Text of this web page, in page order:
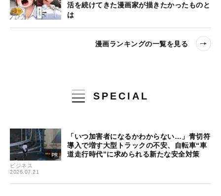
活を続けてきた漫画家が描きたかったものと
は
漫画ランキングの一覧を見る
SPECIAL
ビジネス
2026.07.21
「いつ加害者になるかわからない…」青切符
導入で増す大型トラックの不安、自転車“車
道走行時代”に求められる新たな安全対策